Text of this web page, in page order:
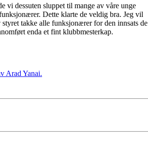
vi dessuten sluppet til mange av våre unge
Dette klarte de veldig bra. Jeg vil
styret takke alle funksjonærer for den innsats de
enda et fint klubbmesterkap.
Arad Yanai.